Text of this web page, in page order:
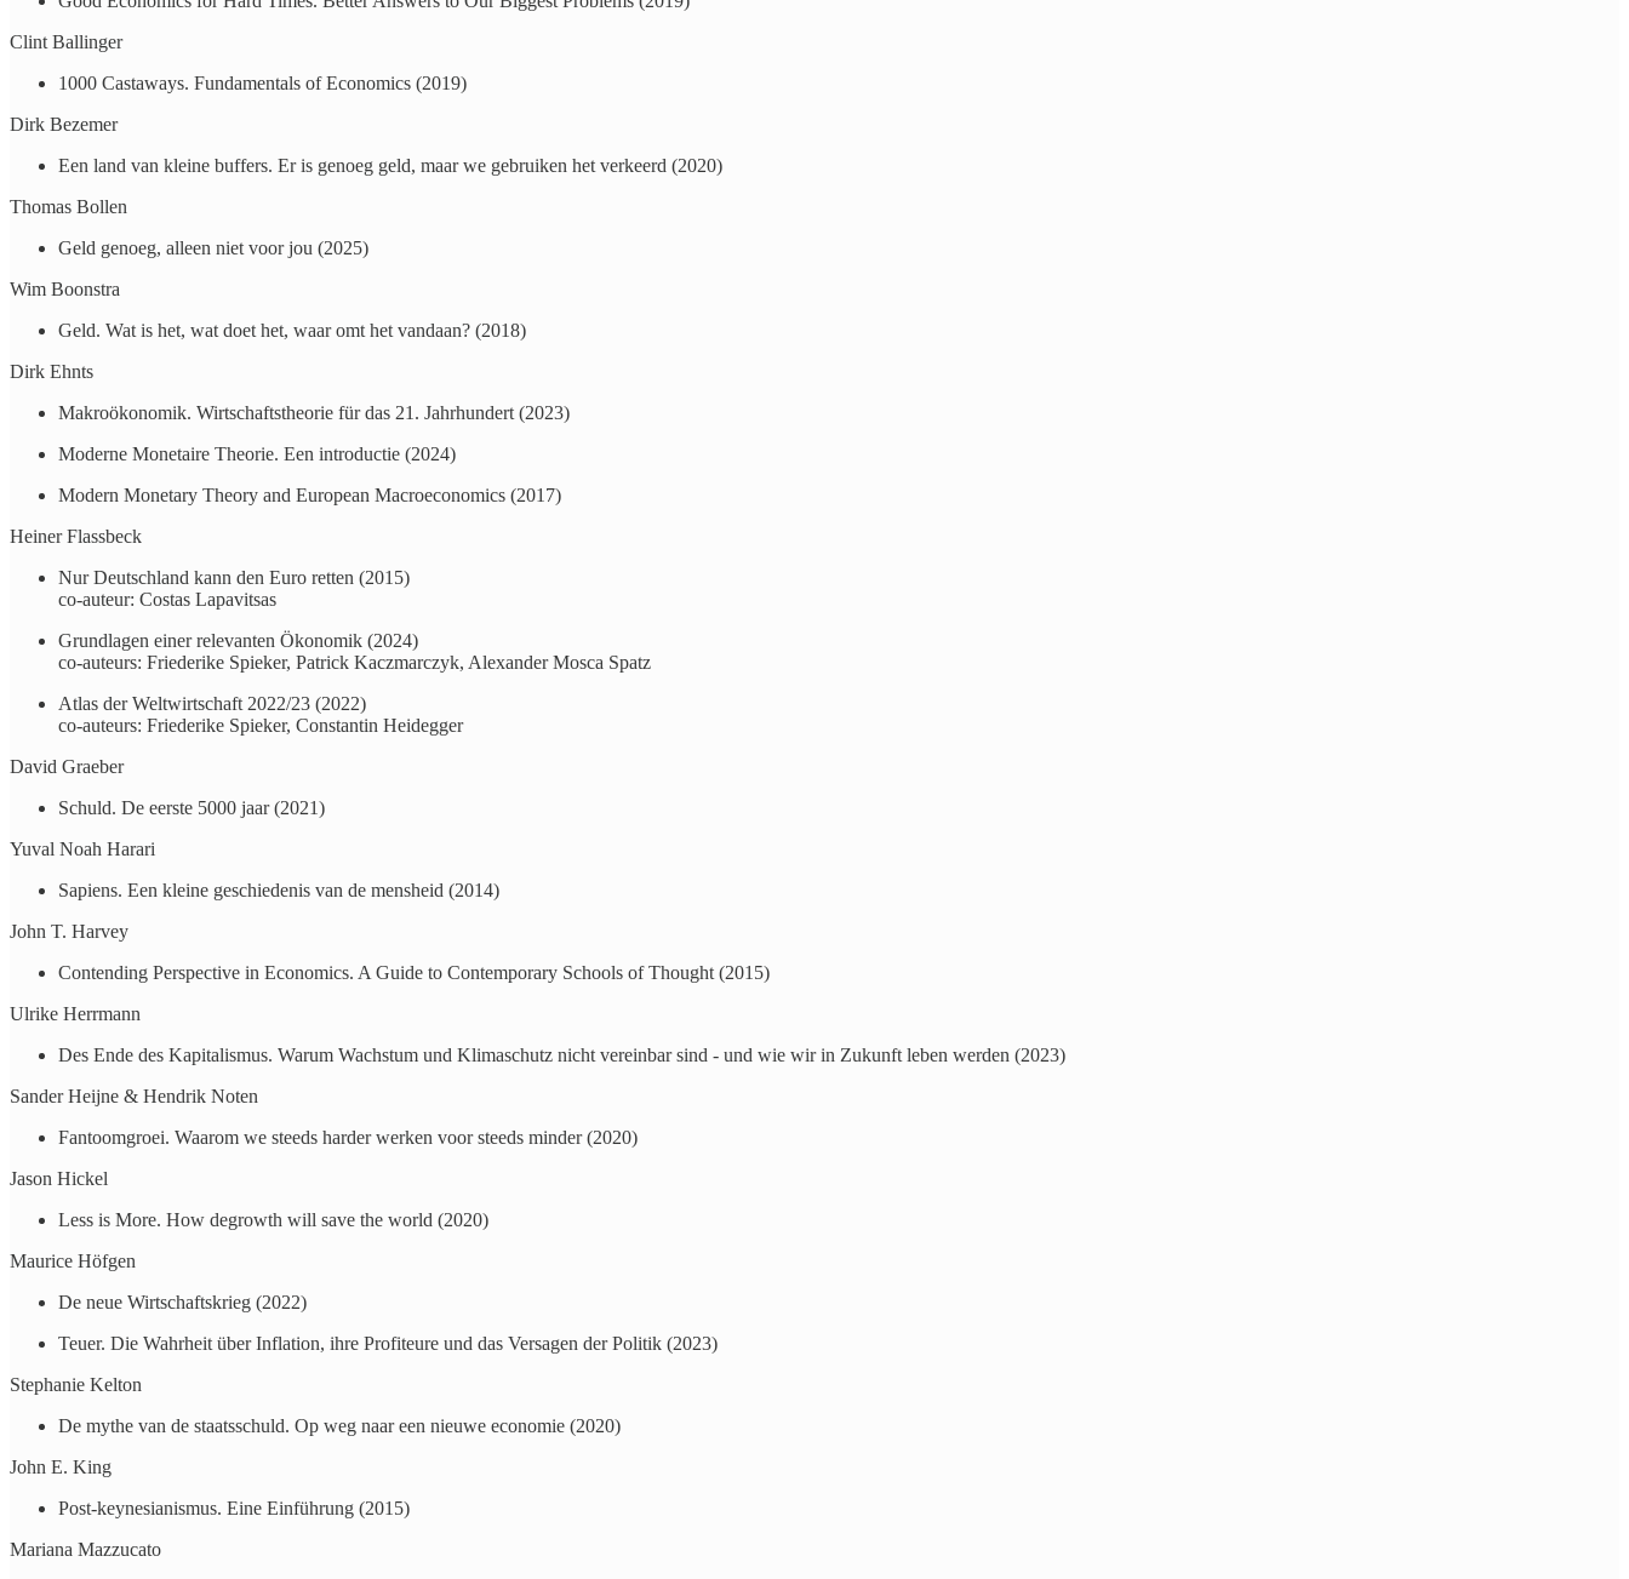
Clint Ballinger
1000 Castaways. Fundamentals of Economics (2019)
Dirk Bezemer
Een land van kleine buffers. Er is genoeg geld, maar we gebruiken het verkeerd (2020)
Thomas Bollen
Geld genoeg, alleen niet voor jou (2025)
Wim Boonstra
​Geld. Wat is het, wat doet het, waar omt het vandaan? (2018)
Dirk Ehnts
Makroökonomik. Wirtschaftstheorie für das 21. Jahrhundert (2023)
Moderne Monetaire Theorie. Een introductie (2024)
Modern Monetary Theory and European Macroeconomics (2017)
Heiner Flassbeck
Nur Deutschland kann den Euro retten (2015)
co-auteur: Costas Lapavitsas
Grundlagen einer relevanten Ökonomik (2024)
co-auteurs: Friederike Spieker, Patrick Kaczmarczyk, Alexander Mosca Spatz
Atlas der Weltwirtschaft 2022/23 (2022)
co-auteurs: Friederike Spieker, Constantin Heidegger
David Graeber
​Schuld. De eerste 5000 jaar (2021)
Yuval Noah Harari
Sapiens. Een kleine geschiedenis van de mensheid (2014)
John T. Harvey
Contending Perspective in Economics. A Guide to Contemporary Schools of Thought (2015)
Ulrike Herrmann
Des Ende des Kapitalismus. Warum Wachstum und Klimaschutz nicht vereinbar sind - und wie wir in Zukunft leben werden (2023)
Sander Heijne & Hendrik Noten
Fantoomgroei. Waarom we steeds harder werken voor steeds minder (2020)
Jason Hickel
Less is More. How degrowth will save the world (2020)
Maurice Höfgen
De neue Wirtschaftskrieg (2022)
Teuer. Die Wahrheit über Inflation, ihre Profiteure und das Versagen der Politik (2023)
Stephanie Kelton
De mythe van de staatsschuld. Op weg naar een nieuwe economie (2020)
John E. King
Post-keynesianismus. Eine Einführung (2015)
Mariana Mazzucato